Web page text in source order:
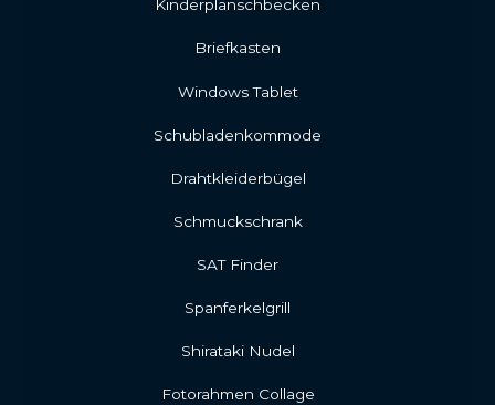
Kinderplanschbecken
Briefkasten
Windows Tablet
Schubladenkommode
Drahtkleiderbügel
Schmuckschrank
SAT Finder
Spanferkelgrill
Shirataki Nudel
Fotorahmen Collage